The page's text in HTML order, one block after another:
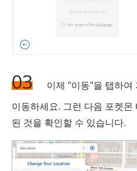
03
이제 "이동"을 탭하여
이동하세요. 그런 다음 포켓
된 것을 확인할 수 있습니다.